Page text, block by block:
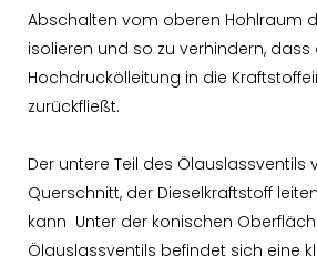
Abschalten vom oberen Hohlraum
isolieren und so zu verhindern, dass
Hochdruckölleitung in die
zurückfließt.
Der untere Teil des Ölauslassventils
Querschnitt, der Dieselkraftstoff
kann Unter der konischen
Ölauslassventils befindet sich eine